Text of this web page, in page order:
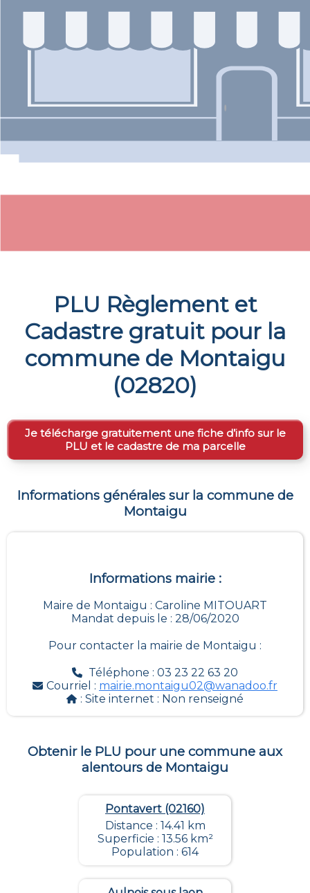
PLU Règlement et
Cadastre gratuit pour la
commune de Montaigu
(02820)
Je télécharge gratuitement une fiche d’info sur le
PLU et le cadastre de ma parcelle
Informations générales sur la commune de
Montaigu
Informations mairie :
Maire de Montaigu : Caroline MITOUART
Mandat depuis le : 28/06/2020
Pour contacter la mairie de Montaigu :
Téléphone : 03 23 22 63 20
Courriel : mairie.montaigu02@wanadoo.fr
: Site internet : Non renseigné
Obtenir le PLU pour une commune aux
alentours de Montaigu
Pontavert (02160)
Distance : 14.41 km
Superficie : 13.56 km²
Population : 614